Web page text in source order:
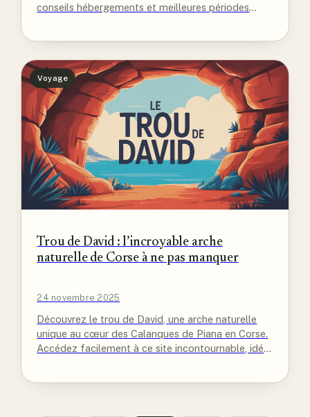
conseils hébergements et meilleures périodes
Voyage
Trou de David : l’incroyable arche
naturelle de Corse à ne pas manquer
24 novembre 2025
Découvrez le trou de David, une arche naturelle
unique au cœur des Calanques de Piana en Corse.
Accédez facilement à ce site incontournable, idéal